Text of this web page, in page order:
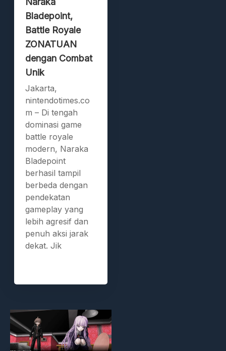
Bladepoint,
Battle Royale
ZONATUAN
dengan Combat
Unik
Jakarta,
nintendotimes.co
m – Di tengah
dominasi game
battle royale
modern, Naraka
Bladepoint
berhasil tampil
berbeda dengan
pendekatan
gameplay yang
lebih agresif dan
penuh aksi jarak
dekat. Jik